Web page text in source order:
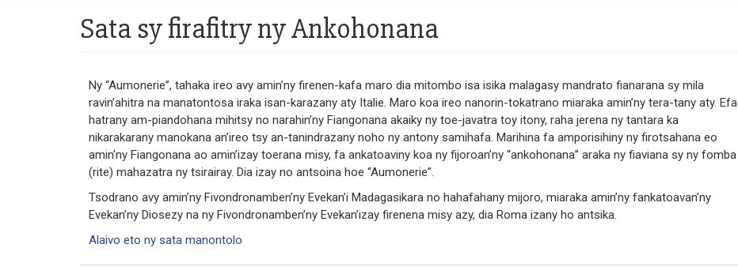
Sata sy firafitry ny Ankohonana
Ny “Aumonerie”, tahaka ireo avy amin’ny firenen-kafa maro dia mitombo isa isika malagasy mandrato fianarana sy mila
ravin’ahitra na manatontosa iraka isan-karazany aty Italie. Maro koa ireo nanorin-tokatrano miaraka amin’ny tera-tany aty. Efa
hatrany am-piandohana mihitsy no narahin’ny Fiangonana akaiky ny toe-javatra toy itony, raha jerena ny tantara ka
nikarakarany manokana an’ireo tsy an-tanindrazany noho ny antony samihafa. Marihina fa amporisihiny ny firotsahana eo
amin’ny Fiangonana ao amin’izay toerana misy, fa ankatoaviny koa ny fijoroan’ny “ankohonana” araka ny fiaviana sy ny fomba
(rite) mahazatra ny tsirairay. Dia izay no antsoina hoe “Aumonerie”.
Tsodrano avy amin’ny Fivondronamben’ny Evekan’i Madagasikara no hahafahany mijoro, miaraka amin’ny fankatoavan’ny
Evekan’ny Diosezy na ny Fivondronamben’ny Evekan’izay firenena misy azy, dia Roma izany ho antsika.
Alaivo eto ny sata manontolo